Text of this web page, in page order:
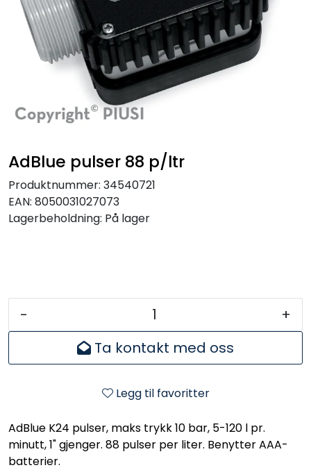
AdBlue pulser 88 p/ltr
Produktnummer: 34540721
EAN: 8050031027073
Lagerbeholdning: På lager
-
+
Ta kontakt med oss
Legg til favoritter
AdBlue K24 pulser, maks trykk 10 bar, 5-120 l pr.
minutt, 1" gjenger. 88 pulser per liter. Benytter AAA-
batterier.